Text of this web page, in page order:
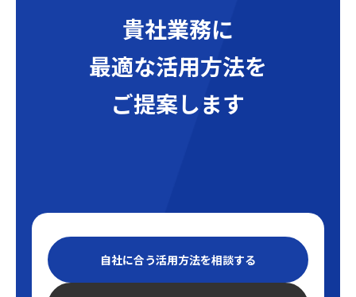
貴社業務に
最適な活用方法を
ご提案します
自社に合う活用方法を相談する